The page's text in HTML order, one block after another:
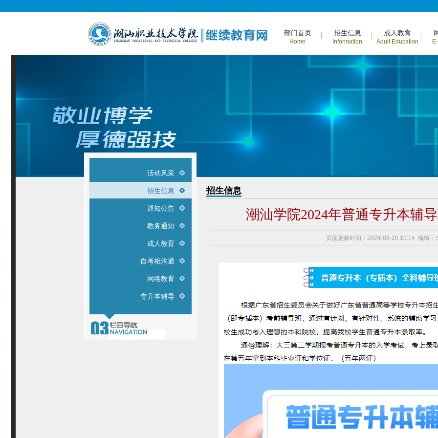
部门首页
Home
招生信息
Information
成人教育
Adult Education
活动风采
招生信息
通知公告
教务通知
成人教育
自考相沟通
网络教育
专升本辅导
招生信息
潮汕学院2024年普通专升本辅
页面更新时间：2024-08-20 10:14 编辑：